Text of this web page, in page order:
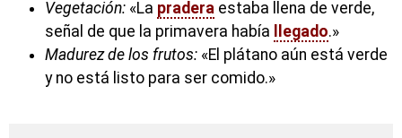
Vegetación: «La pradera estaba llena de verde,
señal de que la primavera había
llegado.»
Madurez de los frutos: «El plátano aún está verde
y no está listo para ser comido.»